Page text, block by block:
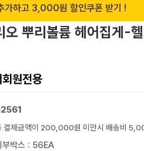
가하고 3,000원 할인쿠폰 받기 !
뿌리볼륨 헤어집게-
원전용
결제금액이 200,000원 미만시 배송비
부박스 : 56EA